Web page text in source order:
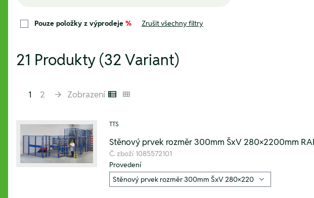
Pouze položky z výprodeje % Zrušit všechny filtry
21 Produkty (32 Variant)
1 2 Zobrazení Listenansicht
Kachelansicht
TTS
Stěnový prvek rozměr 300mm ŠxV 280×2200mm
Č. zboží 1085572101
Provedení